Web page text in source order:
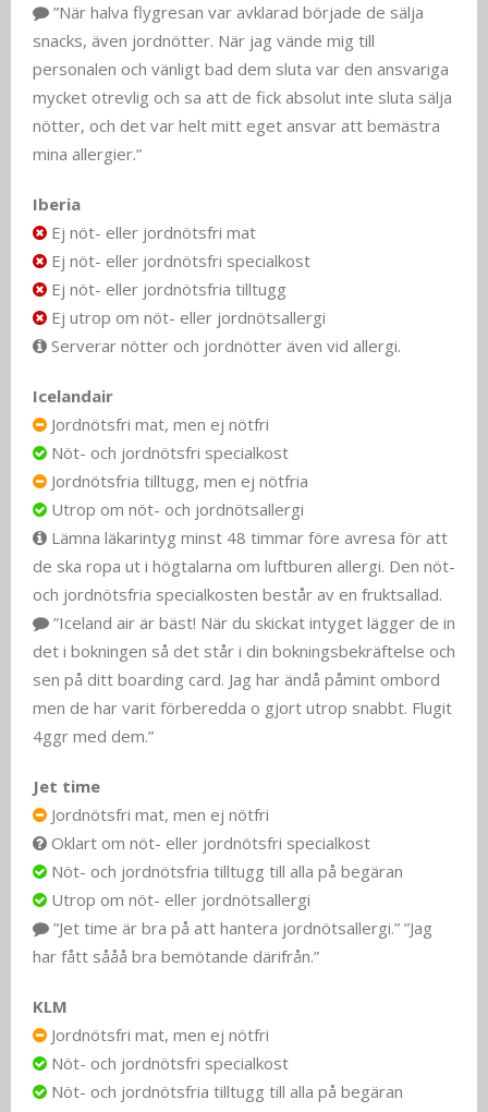
”När halva flygresan var avklarad började de sälja
snacks, även jordnötter. När jag vände mig till
personalen och vänligt bad dem sluta var den ansvariga
mycket otrevlig och sa att de fick absolut inte sluta sälja
nötter, och det var helt mitt eget ansvar att bemästra
mina allergier.”
Iberia
Ej nöt- eller jordnötsfri mat
Ej nöt- eller jordnötsfri specialkost
Ej nöt- eller jordnötsfria tilltugg
Ej utrop om nöt- eller jordnötsallergi
Serverar nötter och jordnötter även vid allergi.
Icelandair
Jordnötsfri mat, men ej nötfri
Nöt- och jordnötsfri specialkost
Jordnötsfria tilltugg, men ej nötfria
Utrop om nöt- och jordnötsallergi
Lämna läkarintyg minst 48 timmar före avresa för att
de ska ropa ut i högtalarna om luftburen allergi. Den nöt-
och jordnötsfria specialkosten består av en fruktsallad.
”Iceland air är bäst! När du skickat intyget lägger de in
det i bokningen så det står i din bokningsbekräftelse och
sen på ditt boarding card. Jag har ändå påmint ombord
men de har varit förberedda o gjort utrop snabbt. Flugit
4ggr med dem.”
Jet time
Jordnötsfri mat, men ej nötfri
Oklart om nöt- eller jordnötsfri specialkost
Nöt- och jordnötsfria tilltugg till alla på begäran
Utrop om nöt- eller jordnötsallergi
”Jet time är bra på att hantera jordnötsallergi.” ”Jag
har fått sååå bra bemötande därifrån.”
KLM
Jordnötsfri mat, men ej nötfri
Nöt- och jordnötsfri specialkost
Nöt- och jordnötsfria tilltugg till alla på begäran